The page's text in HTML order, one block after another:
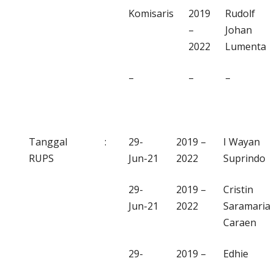
Komisaris
2019
–
2022
Rudolf
Johan
Lumenta
– – –
Tanggal
RUPS
:
29-
Jun-21
2019 –
2022
I Wayan
Suprindo
29-
Jun-21
2019 –
2022
Cristin
Saramaria
Caraen
29-
2019 –
Edhie